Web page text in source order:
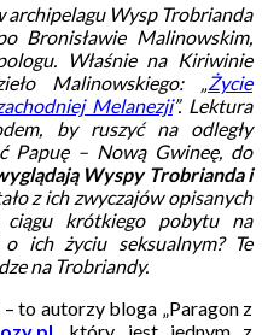
Wysp Trobrianda
Bronisławie Malinowskim,
Właśnie na Kiriwinie
Malinowskiego: „Życie
Melanezji”. Lektura
by ruszyć na odległy
Papuę – Nową Gwineę, do
Wyspy Trobrianda i
z ich zwyczajów opisanych
ciągu krótkiego pobytu na
ich życiu seksualnym? Te
na Trobriandy.
– to autorzy bloga „Paragon z